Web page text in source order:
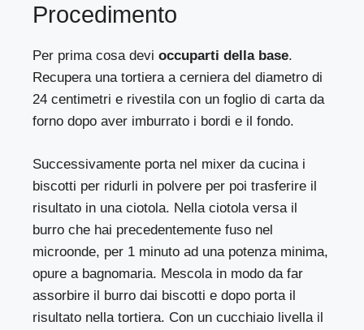
Procedimento
Per prima cosa devioccuparti della base.
Recupera una tortiera a cerniera del diametro di
24 centimetri e rivestila con un foglio di carta da
forno dopo aver imburrato i bordi e il fondo.
Successivamente porta nel mixer da cucina i
biscotti per ridurli in polvere per poi trasferire il
risultato in una ciotola. Nella ciotola versa il
burro che hai precedentemente fuso nel
microonde, per 1 minuto ad una potenza minima,
opure a bagnomaria. Mescola in modo da far
assorbire il burro dai biscotti e dopo porta il
risultato nella tortiera. Con un cucchiaio livella il